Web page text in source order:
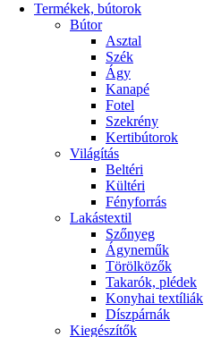
Termékek, bútorok
Bútor
Asztal
Szék
Ágy
Kanapé
Fotel
Szekrény
Kertibútorok
Világítás
Beltéri
Kültéri
Fényforrás
Lakástextil
Szőnyeg
Ágyneműk
Törölközők
Takarók, plédek
Konyhai textíliák
Díszpárnák
Kiegészítők